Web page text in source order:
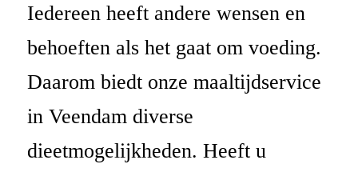
Iedereen heeft andere wensen en
behoeften als het gaat om voeding.
Daarom biedt onze maaltijdservice
in Veendam diverse
dieetmogelijkheden. Heeft u